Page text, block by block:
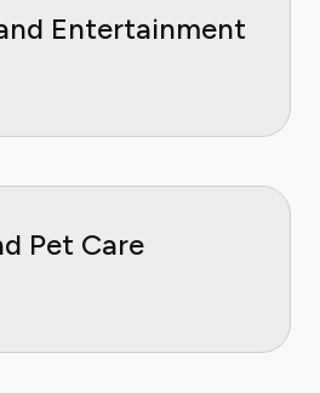
Entertainment
Pet Care